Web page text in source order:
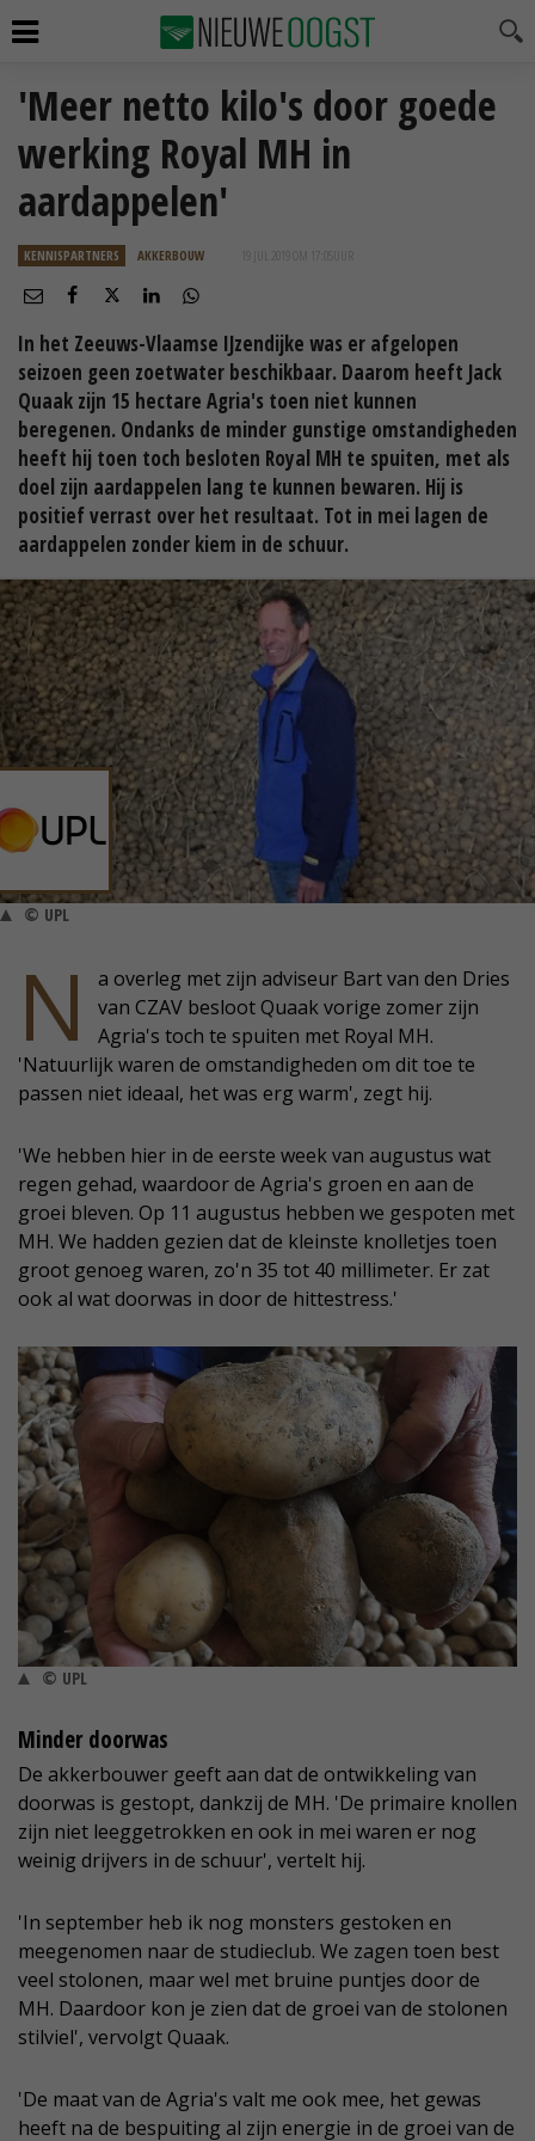
'Meer netto kilo's door goede
werking Royal MH in
aardappelen'
KENNISPARTNERS AKKERBOUW 19 JUL 2019 OM 17:05
In het Zeeuws-Vlaamse IJzendijke was er afgelopen
seizoen geen zoetwater beschikbaar. Daarom heeft Jack
Quaak zijn 15 hectare Agria's toen niet kunnen
beregenen. Ondanks de minder gunstige omstandigheden
heeft hij toen toch besloten Royal MH te spuiten, met als
doel zijn aardappelen lang te kunnen bewaren. Hij is
positief verrast over het resultaat. Tot in mei lagen de
aardappelen zonder kiem in de schuur.
© UPL
N
a overleg met zijn adviseur Bart van den Dries
van CZAV besloot Quaak vorige zomer zijn
Agria's toch te spuiten met Royal MH.
'Natuurlijk waren de omstandigheden om dit toe te
passen niet ideaal, het was erg warm', zegt hij.
'We hebben hier in de eerste week van augustus wat
regen gehad, waardoor de Agria's groen en aan de
groei bleven. Op 11 augustus hebben we gespoten met
MH. We hadden gezien dat de kleinste knolletjes toen
groot genoeg waren, zo'n 35 tot 40 millimeter. Er zat
ook al wat doorwas in door de hittestress.'
© UPL
Minder doorwas
De akkerbouwer geeft aan dat de ontwikkeling van
doorwas is gestopt, dankzij de MH. 'De primaire knollen
zijn niet leeggetrokken en ook in mei waren er nog
weinig drijvers in de schuur', vertelt hij.
'In september heb ik nog monsters gestoken en
meegenomen naar de studieclub. We zagen toen best
veel stolonen, maar wel met bruine puntjes door de
MH. Daardoor kon je zien dat de groei van de stolonen
stilviel', vervolgt Quaak.
'De maat van de Agria's valt me ook mee, het gewas
heeft na de bespuiting al zijn energie in de groei van de